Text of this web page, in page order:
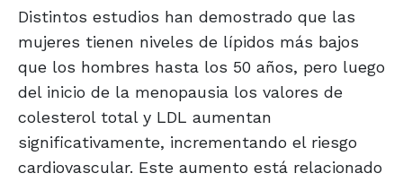
Distintos estudios han demostrado que las
mujeres tienen niveles de lípidos más bajos
que los hombres hasta los 50 años, pero luego
del inicio de la menopausia los valores de
colesterol total y LDL aumentan
significativamente, incrementando el riesgo
cardiovascular. Este aumento está relacionado